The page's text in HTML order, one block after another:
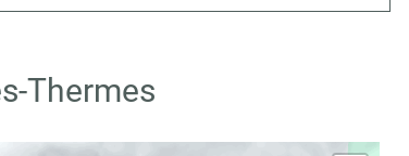
Thermes